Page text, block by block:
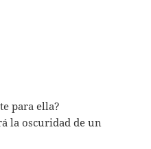
para ella?
la oscuridad de un